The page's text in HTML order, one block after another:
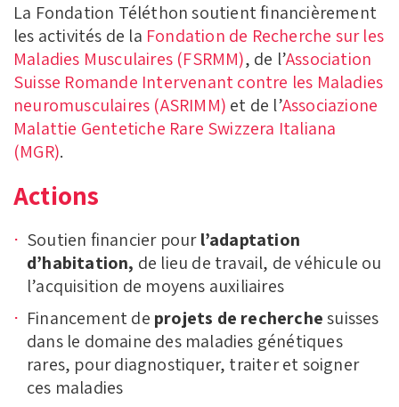
La Fondation Téléthon soutient financièrement
les activités de la Fondation de Recherche sur les
Maladies Musculaires (FSRMM), de l’Association
Suisse Romande Intervenant contre les Maladies
neuromusculaires (ASRIMM) et de l’Associazione
Malattie Gentetiche Rare Swizzera Italiana
(MGR).
Actions
Soutien financier pourl’adaptation
d’habitation, de lieu de travail, de véhicule ou
l’acquisition de moyens auxiliaires
Financement de projets de recherchesuisses
dans le domaine des maladies génétiques
rares, pour diagnostiquer, traiter et soigner
ces maladies